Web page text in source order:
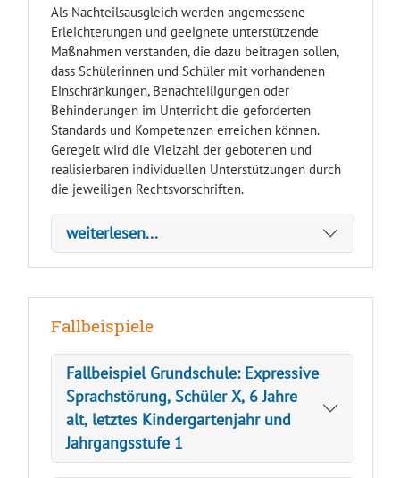
Als Nachteilsausgleich werden angemessene
Erleichterungen und geeignete unterstützende
Maßnahmen verstanden, die dazu beitragen sollen,
dass Schülerinnen und Schüler mit vorhandenen
Einschränkungen, Benachteiligungen oder
Behinderungen im Unterricht die geforderten
Standards und Kompetenzen erreichen können.
Geregelt wird die Vielzahl der gebotenen und
realisierbaren individuellen Unterstützungen durch
die jeweiligen Rechtsvorschriften.
weiterlesen...
Fallbeispiele
Fallbeispiel Grundschule: Expressive
Sprachstörung, Schüler X, 6 Jahre
alt, letztes Kindergartenjahr und
Jahrgangsstufe 1